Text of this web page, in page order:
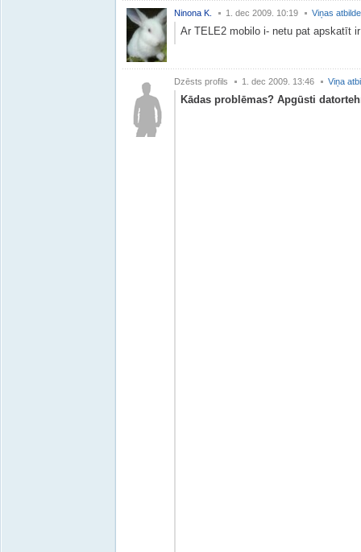
Ninona K. 1. dec 2009. 10:19 Viņas
Ar TELE2 mobilo i- netu pat apskatīt
Dzēsts profils 1. dec 2009. 13:46 Viņa
Kādas problēmas? Apgūsti